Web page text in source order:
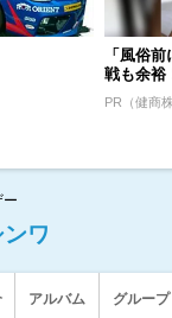
「風俗
戦も余裕
PR（健商
ー
ワ
アルバム グループ